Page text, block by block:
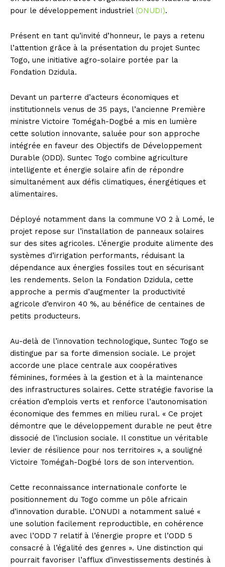
pour le développement industriel (ONUDI).
Présent en tant qu’invité d’honneur, le pays a retenu
l’attention grâce à la présentation du projet Suntec
Togo, une initiative agro-solaire portée par la
Fondation Dzidula.
Devant un parterre d’acteurs économiques et
institutionnels venus de 35 pays, l’ancienne Première
ministre Victoire Tomégah-Dogbé a mis en lumière
cette solution innovante, saluée pour son approche
intégrée en faveur des Objectifs de Développement
Durable (ODD). Suntec Togo combine agriculture
intelligente et énergie solaire afin de répondre
simultanément aux défis climatiques, énergétiques et
alimentaires.
Déployé notamment dans la commune VO 2 à Lomé, le
projet repose sur l’installation de panneaux solaires
sur des sites agricoles. L’énergie produite alimente des
systèmes d’irrigation performants, réduisant la
dépendance aux énergies fossiles tout en sécurisant
les rendements. Selon la Fondation Dzidula, cette
approche a permis d’augmenter la productivité
agricole d’environ 40 %, au bénéfice de centaines de
petits producteurs.
Au-delà de l’innovation technologique, Suntec Togo se
distingue par sa forte dimension sociale. Le projet
accorde une place centrale aux coopératives
féminines, formées à la gestion et à la maintenance
des infrastructures solaires. Cette stratégie favorise la
création d’emplois verts et renforce l’autonomisation
économique des femmes en milieu rural. « Ce projet
démontre que le développement durable ne peut être
dissocié de l’inclusion sociale. Il constitue un véritable
levier de résilience pour nos territoires », a souligné
Victoire Tomégah-Dogbé lors de son intervention.
Cette reconnaissance internationale conforte le
positionnement du Togo comme un pôle africain
d’innovation durable. L’ONUDI a notamment salué «
une solution facilement reproductible, en cohérence
avec l’ODD 7 relatif à l’énergie propre et l’ODD 5
consacré à l’égalité des genres ». Une distinction qui
pourrait favoriser l’afflux d’investissements destinés à